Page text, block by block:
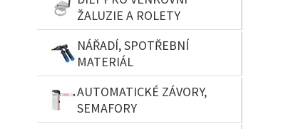
ŽALUZIE A ROLETY
NÁŘADÍ, SPOTŘEBNÍ
MATERIÁL
AUTOMATICKÉ ZÁVORY,
SEMAFORY